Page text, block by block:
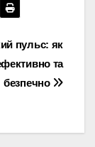
пульс: як
та
безпечно